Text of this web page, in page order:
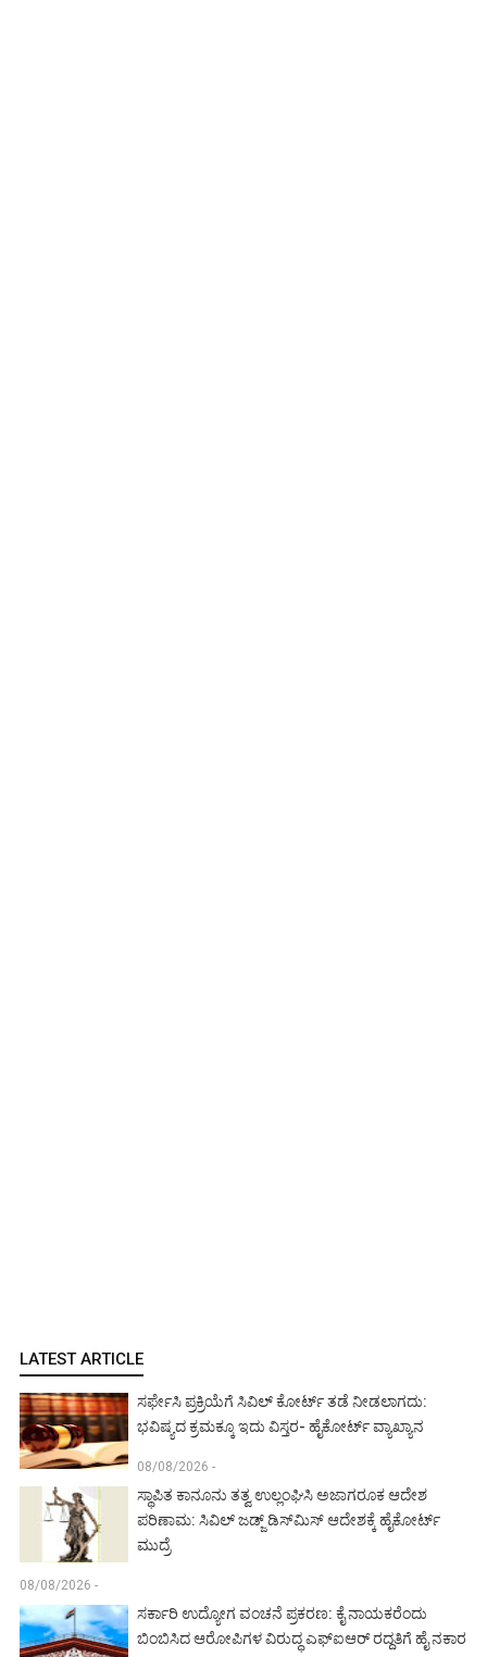
LATEST ARTICLE
ಸರ್ಫೇಸಿ ಪ್ರಕ್ರಿಯೆಗೆ ಸಿವಿಲ್ ಕೋರ್ಟ್ ತಡೆ ನೀಡಲಾಗದು:
ಭವಿಷ್ಯದ ಕ್ರಮಕ್ಕೂ ಇದು ವಿಸ್ತರ- ಹೈಕೋರ್ಟ್ ವ್ಯಾಖ್ಯಾನ
08/08/2026 -
ಸ್ಥಾಪಿತ ಕಾನೂನು ತತ್ವ ಉಲ್ಲಂಘಿಸಿ ಅಜಾಗರೂಕ ಆದೇಶ
ಪರಿಣಾಮ: ಸಿವಿಲ್ ಜಡ್ಜ್ ಡಿಸ್‌ಮಿಸ್ ಆದೇಶಕ್ಕೆ ಹೈಕೋರ್ಟ್
ಮುದ್ರೆ
08/08/2026 -
ಸರ್ಕಾರಿ ಉದ್ಯೋಗ ವಂಚನೆ ಪ್ರಕರಣ: ಕೈ ನಾಯಕರೆಂದು
ಬಿಂಬಿಸಿದ ಆರೋಪಿಗಳ ವಿರುದ್ಧ ಎಫ್‌ಐಆರ್ ರದ್ದತಿಗೆ ಹೈ ನಕಾರ